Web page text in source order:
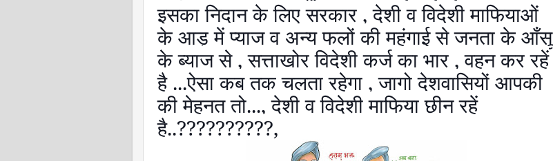
इसका निदान के लिए सरकार ,देशी व विदेशी माफियाओं
के आड़ में प्याज व अन्य फलों की महंगाई से जनता के आँसू
के ब्याज से ,सत्ताखोर विदेशी कर्ज का भार ,वहन कर रहें
है ...ऐसा कब तक चलता रहेगा ,जागो देशवासियों आपकी
की मेहनत तो...,देशी व विदेशी माफिया छीन रहें
है..??????????,